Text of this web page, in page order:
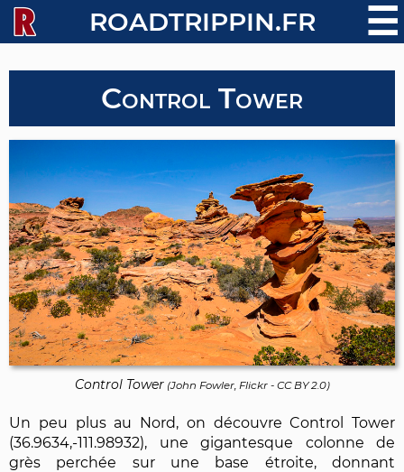
ROADTRIPPIN.FR ☰
Control Tower
Control Tower(John Fowler, Flickr- CC BY 2.0)
Un peu plus au Nord, on découvre Control Tower
(36.9634,-111.98932), une gigantesque colonne de
grès perchée sur une base étroite, donnant